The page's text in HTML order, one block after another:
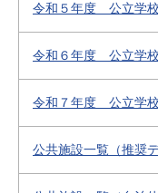
令和５年度 公立学
令和６年度 公立学
令和７年度 公立学
公共施設一覧（推奨